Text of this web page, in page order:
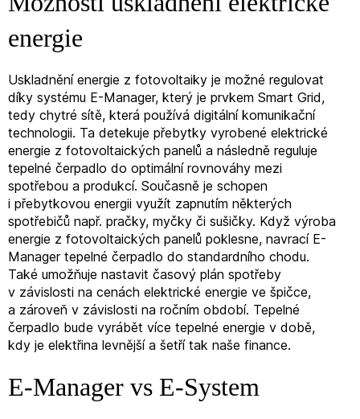
energie
Uskladnění energie z fotovoltaiky je možné regulovat
díky systému E-Manager, který je prvkem Smart Grid,
tedy chytré sítě, která používá digitální komunikační
technologii. Ta detekuje přebytky vyrobené elektrické
energie z fotovoltaických panelů a následně reguluje
tepelné čerpadlo do optimální rovnováhy mezi
spotřebou a produkcí. Současně je schopen
i přebytkovou energii využít zapnutím některých
spotřebičů např. pračky, myčky či sušičky. Když výroba
energie z fotovoltaických panelů poklesne, navrací E-
Manager tepelné čerpadlo do standardního chodu.
Také umožňuje nastavit časový plán spotřeby
v závislosti na cenách elektrické energie ve špičce,
a zároveň v závislosti na ročním období. Tepelné
čerpadlo bude vyrábět více tepelné energie v době,
kdy je elektřina levnější a šetří tak naše finance.
E-Manager vs E-System